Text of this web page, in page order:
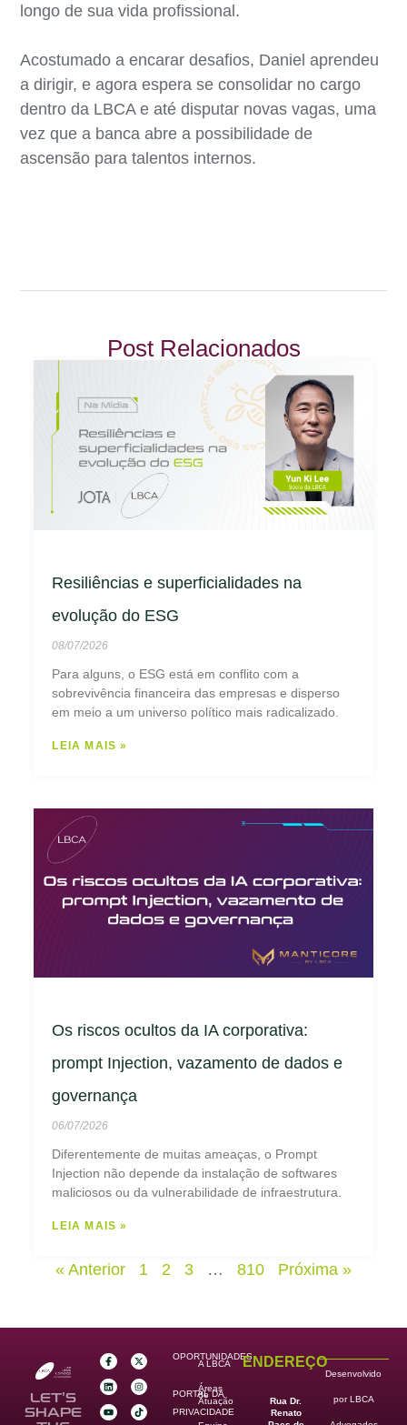
longo de sua vida profissional.
Acostumado a encarar desafios, Daniel aprendeu
a dirigir, e agora espera se consolidar no cargo
dentro da LBCA e até disputar novas vagas, uma
vez que a banca abre a possibilidade de
ascensão para talentos internos.
Post Relacionados
Resiliências e superficialidades na
evolução do ESG
08/07/2026
Para alguns, o ESG está em conflito com a
sobrevivência financeira das empresas e disperso
em meio a um universo político mais radicalizado.
LEIA MAIS »
Os riscos ocultos da IA corporativa:
prompt Injection, vazamento de dados e
governança
06/07/2026
Diferentemente de muitas ameaças, o Prompt
Injection não depende da instalação de softwares
maliciosos ou da vulnerabilidade de infraestrutura.
LEIA MAIS »
« Anterior 1 2 3 … 810 Próxima »
LET’S
SHAPE
OPORTUNIDADES
PORTAL DA
PRIVACIDADE
A LBCA
Áreas
de
Atuação
ENDEREÇO
Rua Dr.
Renato
Desenvolvido
por LBCA